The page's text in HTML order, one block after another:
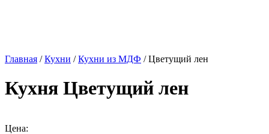
Главная /Кухни /Кухни из МДФ / Цветущий лен
Кухня Цветущий лен
Цена: